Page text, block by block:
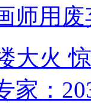
师用
大火
家：